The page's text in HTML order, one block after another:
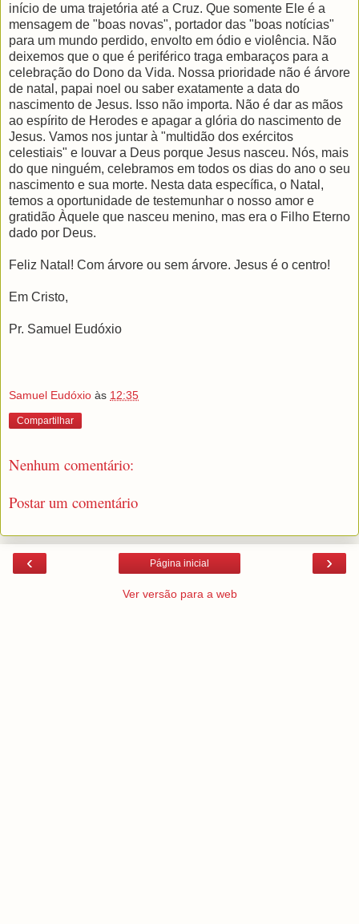
início de uma trajetória até a Cruz. Que somente Ele é a
mensagem de "boas novas", portador das "boas notícias"
para um mundo perdido, envolto em ódio e violência. Não
deixemos que o que é periférico traga embaraços para a
celebração do Dono da Vida. Nossa prioridade não é árvore
de natal, papai noel ou saber exatamente a data do
nascimento de Jesus. Isso não importa. Não é dar as mãos
ao espírito de Herodes e apagar a glória do nascimento de
Jesus. Vamos nos juntar à "multidão dos exércitos
celestiais" e louvar a Deus porque Jesus nasceu. Nós, mais
do que ninguém, celebramos em todos os dias do ano o seu
nascimento e sua morte. Nesta data específica, o Natal,
temos a oportunidade de testemunhar o nosso amor e
gratidão Àquele que nasceu menino, mas era o Filho Eterno
dado por Deus.
Feliz Natal! Com árvore ou sem árvore. Jesus é o centro!
Em Cristo,
Pr. Samuel Eudóxio
Samuel Eudóxio às 12:35
Compartilhar
Nenhum comentário:
Postar um comentário
‹ ›
Página inicial
Ver versão para a web